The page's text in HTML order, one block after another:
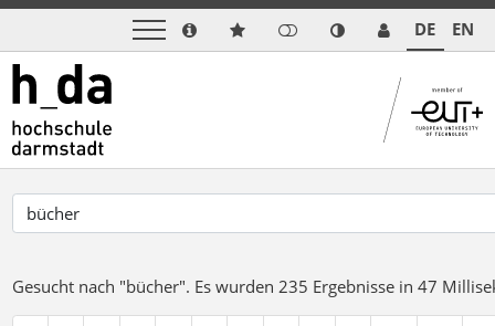
DE EN
Gesucht nach "bücher". Es wurden 235 Ergebnisse in 47